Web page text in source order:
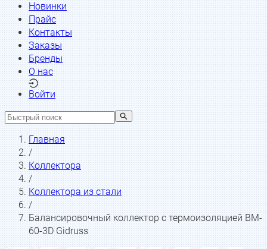
Новинки
Прайс
Контакты
Заказы
Бренды
О нас
Войти
Главная
/
Коллектора
/
Коллектора из стали
/
Балансировочный коллектор с термоизоляцией BM-
60-3D Gidruss